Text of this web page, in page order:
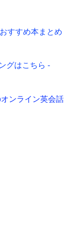
すすめ本まとめ
グはこちら -
ンライン英会話